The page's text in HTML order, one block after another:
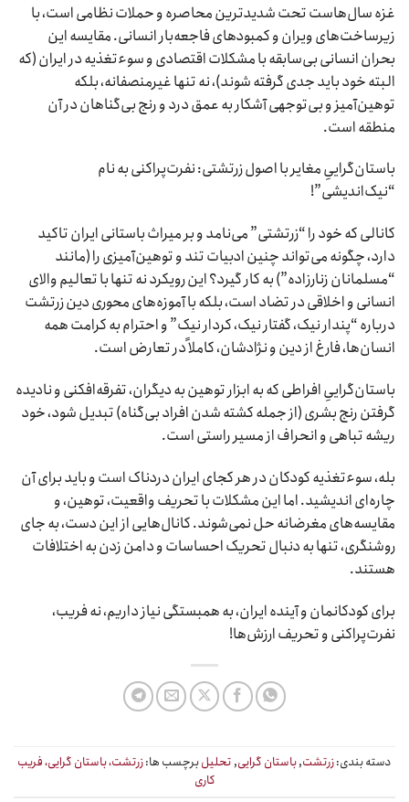
غزه سال‌هاست تحت شدیدترین محاصره و حملات نظامی است، با
زیرساخت‌های ویران و کمبودهای فاجعه‌بار انسانی. مقایسه این
بحران انسانی بی‌سابقه با مشکلات اقتصادی و سوءتغذیه در ایران (که
البته خود باید جدی گرفته شوند)، نه تنها غیرمنصفانه، بلکه
توهین‌آمیز و بی‌توجهی آشکار به عمق درد و رنج بی‌گناهان در آن
منطقه است.
باستان‌گراییِ مغایر با اصول زرتشتی: نفرت‌پراکنی به نام
“نیک‌اندیشی”!
کانالی که خود را “زرتشتی” می‌نامد و بر میراث باستانی ایران تاکید
دارد، چگونه می‌تواند چنین ادبیات تند و توهین‌آمیزی را (مانند
“مسلمانان زنارزاده”) به کار گیرد؟ این رویکرد نه تنها با تعالیم والای
انسانی و اخلاقی در تضاد است، بلکه با آموزه‌های محوری دین زرتشت
درباره “پندار نیک، گفتار نیک، کردار نیک” و احترام به کرامت همه
انسان‌ها، فارغ از دین و نژادشان، کاملاً در تعارض است.
باستان‌گراییِ افراطی که به ابزار توهین به دیگران، تفرقه‌افکنی و نادیده
گرفتن رنج بشری (از جمله کشته شدن افراد بی‌گناه) تبدیل شود، خود
ریشه تباهی و انحراف از مسیر راستی است.
بله، سوءتغذیه کودکان در هر کجای ایران دردناک است و باید برای آن
چاره‌ای اندیشید. اما این مشکلات با تحریف واقعیت، توهین، و
مقایسه‌های مغرضانه حل نمی‌شوند. کانال‌هایی از این دست، به جای
روشنگری، تنها به دنبال تحریک احساسات و دامن زدن به اختلافات
هستند.
برای کودکانمان و آینده ایران، به همبستگی نیاز داریم، نه فریب،
نفرت‌پراکنی و تحریف ارزش‌ها!
دسته بندی:زرتشت,باستان گرایی,تحلیلبرچسب ها:زرتشت، باستان گرایی، فریب
کاری